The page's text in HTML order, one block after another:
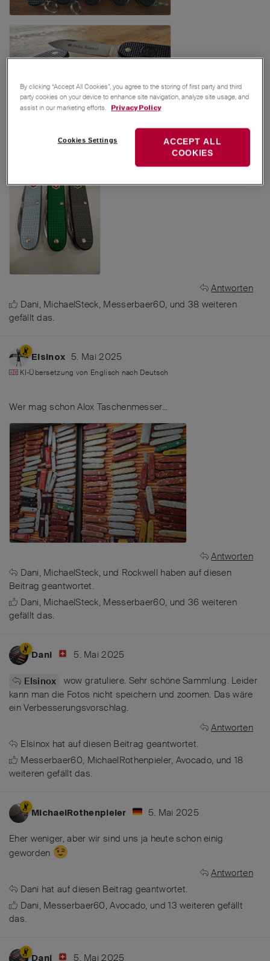
Antworten
Dani, MichaelSteck, Messerbaer60, und 38 weiteren
gefällt das.
Elsinox 5. Mai 2025
KI-Übersetzung von Englisch nach Deutsch
Wer mag schon Alox Taschenmesser...
Antworten
Dani, MichaelSteck, und Rockwell haben auf diesen
Beitrag geantwortet.
Dani, MichaelSteck, Messerbaer60, und 36 weiteren
gefällt das.
Dani 5. Mai 2025
Elsinox
wow gratuliere. Sehr schöne Sammlung. Leider
kann man die Fotos nicht speichern und zoomen. Das wäre
ein Verbesserungsvorschlag.
Antworten
Elsinox hat auf diesen Beitrag geantwortet.
Messerbaer60, MichaelRothenpieler, Avocado, und 18
weiteren gefällt das.
MichaelRothenpieler 5. Mai 2025
Eher weniger, aber wir sind uns ja heute schon einig
geworden
Antworten
Dani hat auf diesen Beitrag geantwortet.
Dani, Messerbaer60,Avocado, und13 weiteren gefällt
das.
Dani 5. Mai 2025
By clicking “Accept All Cookies”, you agree to the storing of first party and third
party cookies on your device to enhance site navigation, analyze site usage, and
assist in our marketing efforts.
Privacy Policy
Cookies Settings
ACCEPT ALL
COOKIES